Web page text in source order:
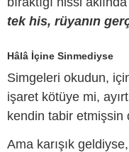
tek his, rüyanın
Hâlâ İçine Sinmediyse
Simgeleri okudun,
işaret kötüye mi,
kendin tabir etmişsin
Ama karışık